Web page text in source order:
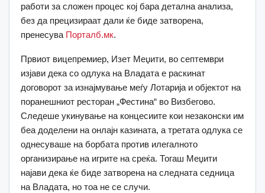
работи за сложен процес кој бара детална анализа,
без да прецизираат дали ќе биде затворена,
пренесува Порталб.мк.
Првиот вицепремиер, Изет Меџити, во септември
изјави дека со одлука на Владата е раскинат
договорот за изнајмување меѓу Лотарија и објектот на
поранешниот ресторан „Фестина“ во Визбегово.
Следеше укинување на концесиите кои незаконски им
беа доделени на онлајн казината, а третата одлука се
однесуваше на борбата против илегалното
организирање на игрите на среќа. Тогаш Меџити
најави дека ќе биде затворена на следната седница
на Владата, но тоа не се случи.